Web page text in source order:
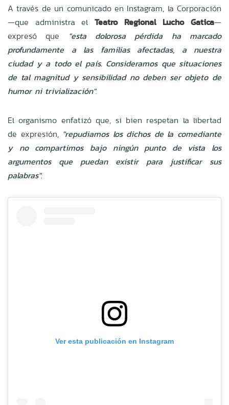
A través de un comunicado en Instagram, la Corporación
—que administra el Teatro Regional Lucho Gatica—
expresó que
"esta dolorosa pérdida ha marcado
profundamente a las familias afectadas, a nuestra
ciudad y a todo el país. Consideramos que situaciones
de tal magnitud y sensibilidad no deben ser objeto de
humor ni trivialización".
El organismo enfatizó que, si bien respetan la libertad
de expresión, "repudiamos los dichos de la comediante
y no compartimos bajo ningún punto de vista los
argumentos que puedan existir para justificar sus
palabras".
Ver esta publicación en Instagram